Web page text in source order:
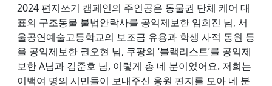
2024 편지쓰기 캠페인의 주인공은 동물권 단체 케어 대
표의 구조동물 불법안락사를 공익제보한 임희진 님, 서
울공연예술고등학교의 보조금 유용과 학생 사적 동원 등
을 공익제보한 권오현 님, 쿠팡의 ‘블랙리스트’를 공익제
보한 A님과 김준호 님, 이렇게 총 네 분이었어요. 저희는
이백여 명의 시민들이 보내주신 응원 편지를 모아 네 분